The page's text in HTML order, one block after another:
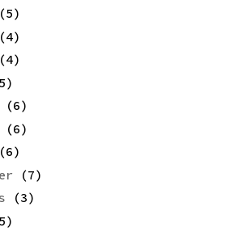
(6)
(6)
(7)
(3)